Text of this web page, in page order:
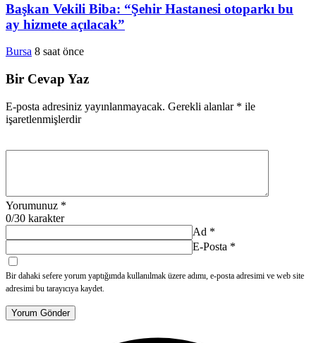
Başkan Vekili Biba: “Şehir Hastanesi otoparkı bu
ay hizmete açılacak”
Bursa 8 saat önce
Bir Cevap Yaz
E-posta adresiniz yayınlanmayacak. Gerekli alanlar * ile
işaretlenmişlerdir
Yorumunuz *
0/30 karakter
Ad *
E-Posta *
Bir dahaki sefere yorum yaptığımda kullanılmak üzere adımı, e-posta adresimi ve web site
adresimi bu tarayıcıya kaydet.
Yorum Gönder